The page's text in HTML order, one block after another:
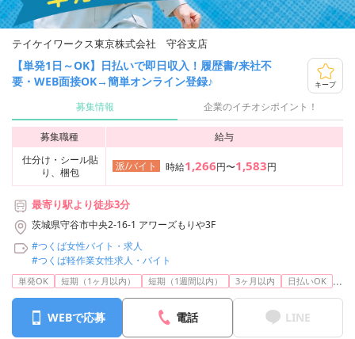
テイケイワークス東京株式会社 守谷支店
【単発1日～OK】日払いで即日収入！履歴書/来社不
要・WEB面接OK→簡単オンライン登録♪
キープ
募集情報 企業のイチオシポイント！
募集職種
給与
仕分け・シール貼
り、梱包
派/バイト 時給1,266円〜1,583円
最寄り駅より徒歩3分
茨城県守谷市中央2-16-1 アワーズもりや3F
#つくば女性バイト・求人
#つくば軽作業女性求人・バイト
単発OK 短期（1ヶ月以内） 短期（1週間以内） 3ヶ月以内 日払いOK ...
WEBで応募 電話 LINE